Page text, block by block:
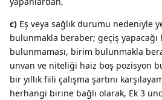
c) Eş veya sağlık durumu nedeniyle
bulunmakla beraber; geçiş
bulunmaması, birim bulunmakla
unvan ve niteliği haiz boş pozisyon
bir yıllık fiili çalışma şartını
herhangi birine bağlı olarak, Ek 3